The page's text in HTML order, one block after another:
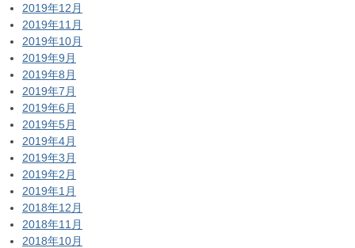
2019年12月
2019年11月
2019年10月
2019年9月
2019年8月
2019年7月
2019年6月
2019年5月
2019年4月
2019年3月
2019年2月
2019年1月
2018年12月
2018年11月
2018年10月